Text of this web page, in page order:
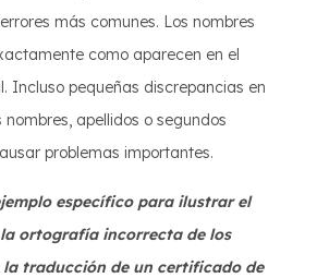
más comunes. Los nombres
como aparecen en el
Incluso pequeñas discrepancias en
apellidos o segundos
problemas importantes.
específico para ilustrar el
ortografía incorrecta de los
la traducción de un certificado de